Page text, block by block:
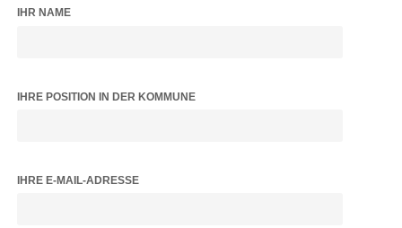
IHR NAME
IHRE POSITION IN DER KOMMUNE
IHRE E-MAIL-ADRESSE